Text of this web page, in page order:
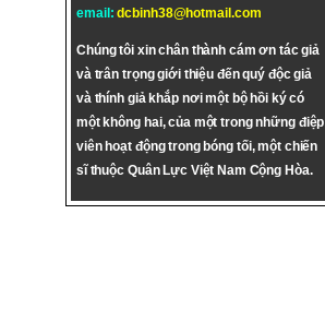
email:dcbinh38@hotmail.com
Chúng tôi xin chân thành cám ơn tác giả
và trân trọng giới thiệu đến quý độc giả
và thính giả khắp nơi một bộ hồi ký có
một không hai, của một trong những điệp
viên hoạt động trong bóng tối, một chiến
sĩ thuộc Quân Lực Việt Nam Cộng Hòa.